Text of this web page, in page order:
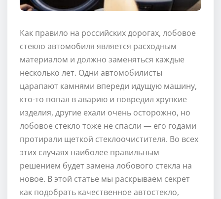
Как правило на российских дорогах, лобовое
стекло автомобиля является расходным
материалом и должно заменяться каждые
несколько лет. Одни автомобилисты
царапают камнями впереди идущую машину,
кто-то попал в аварию и повредил хрупкие
изделия, другие ехали очень осторожно, но
лобовое стекло тоже не спасли — его годами
протирали щеткой стеклоочистителя. Во всех
этих случаях наиболее правильным
решением будет замена лобового стекла на
новое. В этой статье мы раскрываем секрет
как подобрать качественное автостекло,